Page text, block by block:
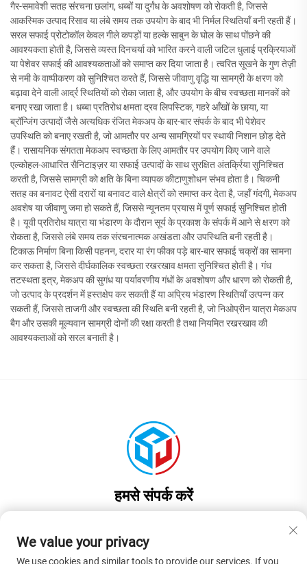
गैर-समावेशी सतह संरचना छलांग, धब्बों या दुर्गंध के अवशोषण को रोकती है, जिससे
आकस्मिक उत्पाद रिसाव या लंबे समय तक उपयोग के बाद भी निर्मल स्थितियाँ बनी रहती हैं।
सरल सफाई प्रोटोकॉल केवल गीले कपड़ों या हल्के साबुन के घोल के साथ पोंछने की
आवश्यकता होती है, जिससे व्यस्त दिनचर्या को भारित करने वाली जटिल धुलाई प्रक्रियाओं
या पेशेवर सफाई की आवश्यकताओं को समाप्त कर दिया जाता है। त्वरित सूखने के गुण तेज़ी
से नमी के वाष्पीकरण को सुनिश्चित करते हैं, जिससे जीवाणु वृद्धि या सामग्री के क्षरण को
बढ़ावा देने वाली आर्द्र स्थितियों को रोका जाता है, और उपयोग के बीच स्वच्छता मानकों को
बनाए रखा जाता है। धब्बा प्रतिरोध क्षमता द्रव लिपस्टिक, गहरे आँखों के छाया, या
ब्रॉन्जिंग उत्पादों जैसे अत्यधिक रंजित मेकअप के बार-बार संपर्क के बाद भी पेशेवर
उपस्थिति को बनाए रखती है, जो आमतौर पर अन्य सामग्रियों पर स्थायी निशान छोड़ देते
हैं। रासायनिक संगतता मेकअप स्वच्छता के लिए आमतौर पर उपयोग किए जाने वाले
एल्कोहल-आधारित सैनिटाइज़र या सफाई उत्पादों के साथ सुरक्षित अंतर्क्रिया सुनिश्चित
करती है, जिससे सामग्री को क्षति के बिना व्यापक कीटाणुशोधन संभव होता है। चिकनी
सतह का बनावट ऐसी दरारों या बनावट वाले क्षेत्रों को समाप्त कर देता है, जहाँ गंदगी, मेकअप
अवशेष या जीवाणु जमा हो सकते हैं, जिससे न्यूनतम प्रयास में पूर्ण सफाई सुनिश्चित होती
है। यूवी प्रतिरोध यात्रा या भंडारण के दौरान सूर्य के प्रकाश के संपर्क में आने से क्षरण को
रोकता है, जिससे लंबे समय तक संरचनात्मक अखंडता और उपस्थिति बनी रहती है।
टिकाऊ निर्माण बिना किसी पहनन, दरार या रंग फीका पड़े बार-बार सफाई चक्रों का सामना
कर सकता है, जिससे दीर्घकालिक स्वच्छता रखरखाव क्षमता सुनिश्चित होती है। गंध
तटस्थता इत्र, मेकअप की सुगंध या पर्यावरणीय गंधों के अवशोषण और धारण को रोकती है,
जो उत्पाद के प्रदर्शन में हस्तक्षेप कर सकती हैं या अप्रिय भंडारण स्थितियाँ उत्पन्न कर
सकती हैं, जिससे ताजगी और स्वच्छता की स्थिति बनी रहती है, जो निओप्रीन यात्रा मेकअप
बैग और उसकी मूल्यवान सामग्री दोनों की रक्षा करती है तथा नियमित रखरखाव की
आवश्यकताओं को सरल बनाती है।
हमसे संपर्क करें
भवन 1, कमरा 201
फ़ोन:
+86-13922937958
We value your privacy
We use cookies and similar tools to provide our services. If you